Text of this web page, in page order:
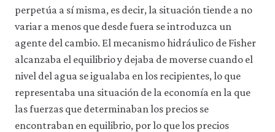
perpetúa a sí misma, es decir, la situación tiende a no
variar a menos que desde fuera se introduzca un
agente del cambio. El mecanismo hidráulico de Fisher
alcanzaba el equilibrio y dejaba de moverse cuando el
nivel del agua se igualaba en los recipientes, lo que
representaba una situación de la economía en la que
las fuerzas que determinaban los precios se
encontraban en equilibrio, por lo que los precios